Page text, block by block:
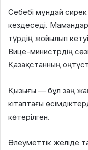
Себебі мұндай сирек
кездеседі. Мамандар
түрдің жойылып
Вице-министрдің
Қазақстанның
Қызығы — бұл заң
кітаптағы
көтерілген.
Әлеуметтік желіде